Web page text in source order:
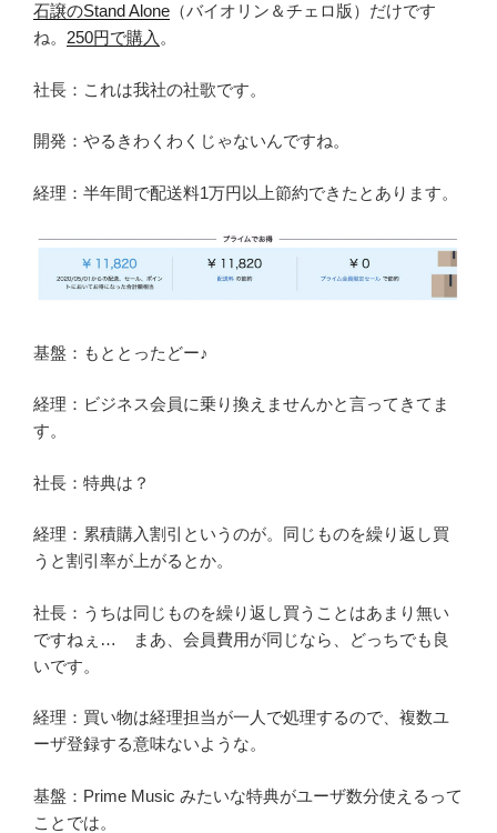
石譲のStand Alone （バイオリン＆チェロ版）だけです
ね。 250円で購入 。
社長：これは我社の社歌です。
開発：やるきわくわくじゃないんですね。
経理：半年間で配送料1万円以上節約できたとあります。
基盤：もととったどー♪
経理：ビジネス会員に乗り換えませんかと言ってきてま
す。
社長：特典は？
経理：累積購入割引というのが。同じものを繰り返し買
うと割引率が上がるとか。
社長：うちは同じものを繰り返し買うことはあまり無い
ですねぇ… まあ、会員費用が同じなら、どっちでも良
いです。
経理：買い物は経理担当が一人で処理するので、複数ユ
ーザ登録する意味ないような。
基盤：Prime Music みたいな特典がユーザ数分使えるって
ことでは。